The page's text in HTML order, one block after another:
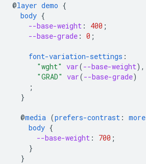
@layer demo {
body {
--base-weight : 400 ;
--base-grade : 0 ;
font-variation-settings :
"wght" var(--base-weight),
"GRAD" var(--base-grade)
;
}
@media (prefers-contrast : more
body {
--base-weight : 700 ;
}
}